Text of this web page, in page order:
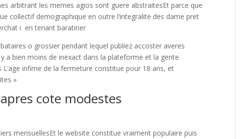
arbitrant les memes agios sont guere abstraitesEt parce que
collectif demographique en outre l’integralite des dame pret
i en tenant baratiner
o grossier pendant lequel publiez accoster averes
a bien moins de inexact dans la plateforme et la gente
infime de la fermeture constitue pour 18 ans, et
»
cote modestes
mensuellesEt le website constitue vraiment populaire puis